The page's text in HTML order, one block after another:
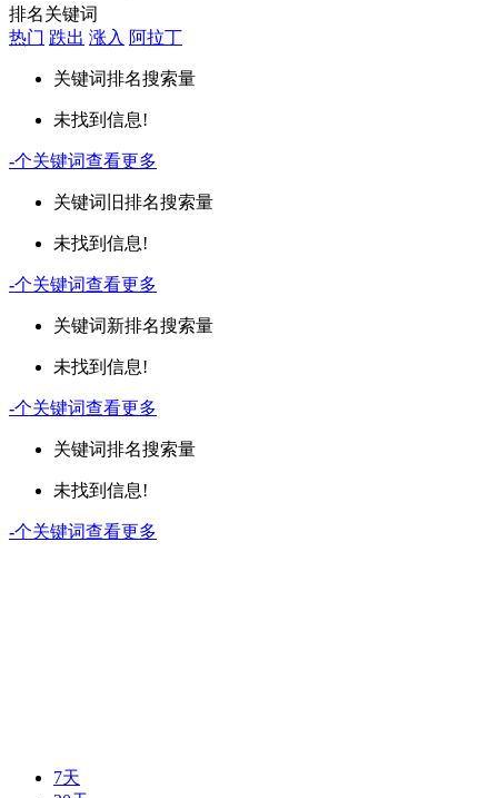
排名关键词
热门 跌出 涨入 阿拉丁
关键词排名搜索量
未找到信息!
-个关键词查看更多
关键词 旧排名搜索量
未找到信息!
-个关键词查看更多
关键词新排名搜索量
未找到信息!
-个关键词查看更多
关键词排名搜索量
未找到信息!
-个关键词查看更多
7天